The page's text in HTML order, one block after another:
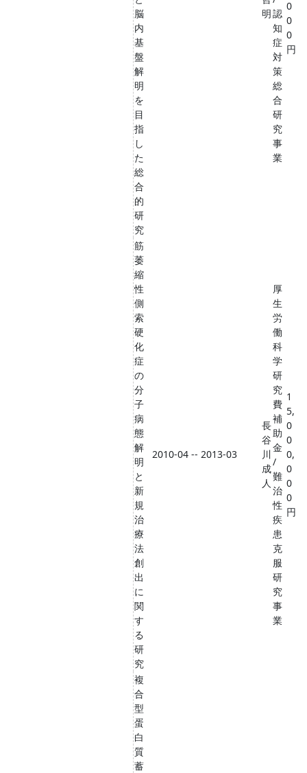
脳
内
基
盤
解
明
を
目
指
し
た
総
合
的
研
究
明認
知
症
対
策
総
合
研
究
事
業
0
0
0
円
筋
萎
縮
性
側
索
硬
化
症
の
分
子
病
態
解
明
と
新
規
治
療
法
創
出
に
関
す
る
研
究
2010-04 -- 2013-03
長
谷
川
成
人
厚
生
労
働
科
学
研
究
費
補
助
金
/
難
治
性
疾
患
克
服
研
究
事
業
1
5,
0
0
0,
0
0
0
円
複
合
型
蛋
白
質
蓄